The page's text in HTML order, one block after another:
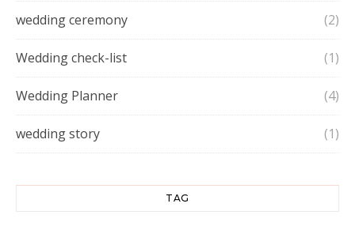
wedding ceremony (2)
Wedding check-list (1)
Wedding Planner (4)
wedding story (1)
TAG